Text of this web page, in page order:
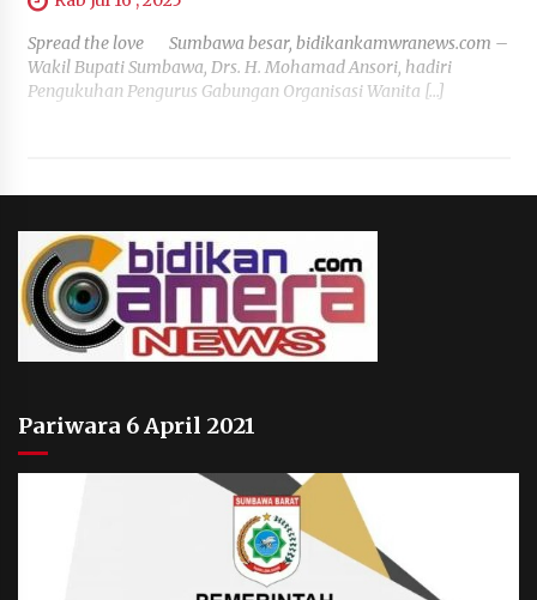
Spread the love Sumbawa besar, bidikankamwranews.com –
Wakil Bupati Sumbawa, Drs. H. Mohamad Ansori, hadiri
Pengukuhan Pengurus Gabungan Organisasi Wanita […]
Pariwara 6 April 2021